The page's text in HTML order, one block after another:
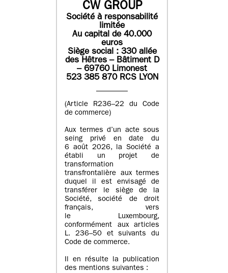
CW GROUP
Société à responsabilité
limitée
Au capital de 40.000
euros
Siège social : 330 allée
des Hêtres – Bâtiment D
– 69760 Limonest
523 385 870 RCS LYON
(Article R236–22 du Code
de commerce)
Aux termes d’un acte sous
seing privé en date du
6 août 2026, la Société a
établi un projet de
transformation
transfrontalière aux termes
duquel il est envisagé de
transférer le siège de la
Société, société de droit
français, vers
le Luxembourg,
conformément aux articles
L. 236–50 et suivants du
Code de commerce.
Il en résulte la publication
des mentions suivantes :